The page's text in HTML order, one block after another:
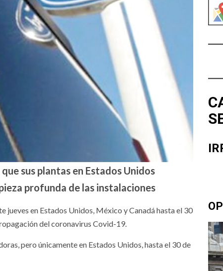
sus plantas en Estados Unidos
profunda de las instalaciones
jueves en Estados Unidos, México y Canadá hasta el 30
del coronavirus Covid-19.
pero únicamente en Estados Unidos, hasta el 30 de